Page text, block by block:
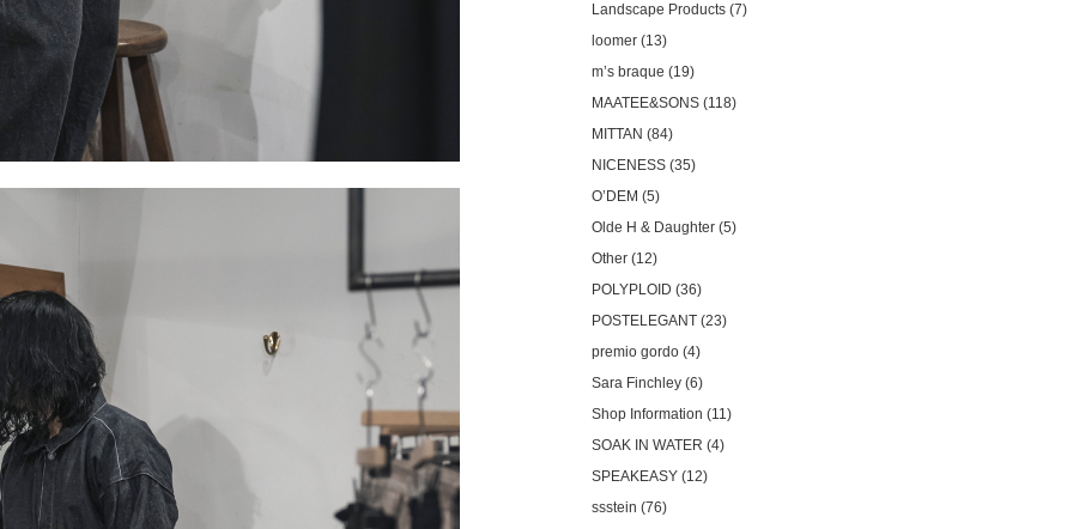
Landscape Products 7
loomer 13
m’s braque
19
MAATEE&SONS 118
MITTAN
84
NICENESS 35
O’DEM
5
Olde H & Daughter 5
Other 12
POLYPLOID 36
POSTELEGANT 23
premio gordo 4
Sara Finchley 6
Shop Information
11
SOAK IN WATER 4
SPEAKEASY 12
ssstein 76